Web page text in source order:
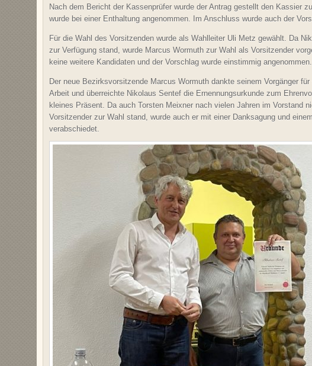
Nach dem Bericht der Kassenprüfer wurde der Antrag gestellt den Kassier
wurde bei einer Enthaltung angenommen. Im Anschluss wurde auch der
Für die Wahl des Vorsitzenden wurde als Wahlleiter Uli Metz gewählt. Da
zur Verfügung stand, wurde Marcus Wormuth zur Wahl als Vorsitzender
keine weitere Kandidaten und der Vorschlag wurde einstimmig angenommen.
Der neue Bezirksvorsitzende Marcus Wormuth dankte seinem Vorgänger
Arbeit und überreichte Nikolaus Sentef die Ernennungsurkunde zum
kleines Präsent. Da auch Torsten Meixner nach vielen Jahren im Vorstand
Vorsitzender zur Wahl stand, wurde auch er mit einer Danksagung und
verabschiedet.